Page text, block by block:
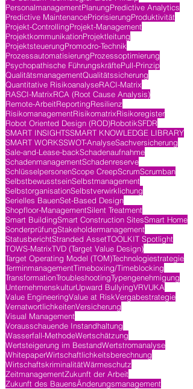
PersonalmanagementPlanungPredictive Analytics
Predictive MaintenancePriorisierungProduktivität
Projekt-ControllingProjekt-Management
ProjektkommunikationProjektleitung
ProjektsteuerungPromodro-Technik
ProzessautomatisierungProzessoptimierung
Psychopathische FührungskräftePull-Prinzip
QualitätsmanagementQualitätssicherung
Quantitative RisikoanalyseRACI-Matrix
RASCI-MatrixRCA (Root Cause Analysis)
Remote-ArbeitReportingResilienz
RisikomanagementRisikomatrixRisikoregister
Robot Oriented Design (ROD)RobotikSFDR
SMART INSIGHTSSMART KNOWLEDGE LIBRARY
SMART WORKSSWOT-AnalyseSachversicherung
Sale-and-Lease-backSchadenaufnahme
SchadenmanagementSchadenreserve
SchlüsselpersonenScope CreepScrumScrumban
SelbstbewusstseinSelbstmanagement
SelbstorganisationSelbstverwirklichung
Serielles BauenSet-Based Design
Shopfloor-ManagementSilent Treatment
Smart BuildingSmart Construction SitesSmart Home
SonderprüfungStakeholdermanagement
StatusberichtStranded AssetTOOLKIT Spotlight
TOWS-MatrixTVD (Target Value Design)
Target Operating Model (TOM)Technologiestrategie
TerminmanagementTimeboxing/Timeblocking
TransformationTroubleshootingTypengenehmigung
UnternehmenskulturUpward BullyingVRVUKA
Value EngineeringValue at RiskVergabestrategie
VernatwortlichkeitenVersicherung
Visual Management
Vorausschauende Instandhaltung
Wasserfall-MethodeWertschätzung
Wertsteigerung im BestandWertstromanalyse
WhitepaperWirtschaftlichkeitsberechnung
WirtschaftskriminalitätWärmeschutz
ZeitmanagementZukunft der Arbeit
Zukunft des BauensÄnderungsmanagement